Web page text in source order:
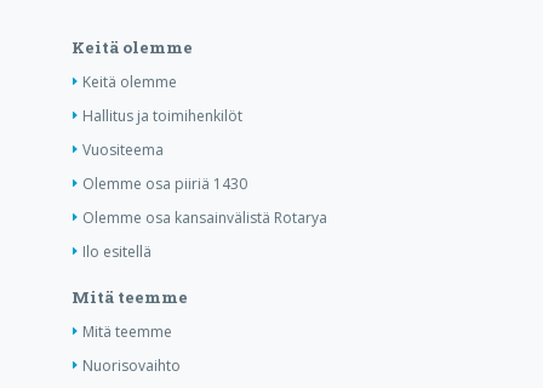
Keitä olemme
Keitä olemme
Hallitus ja toimihenkilöt
Vuositeema
Olemme osa piiriä 1430
Olemme osa kansainvälistä Rotarya
Ilo esitellä
Mitä teemme
Mitä teemme
Nuorisovaihto